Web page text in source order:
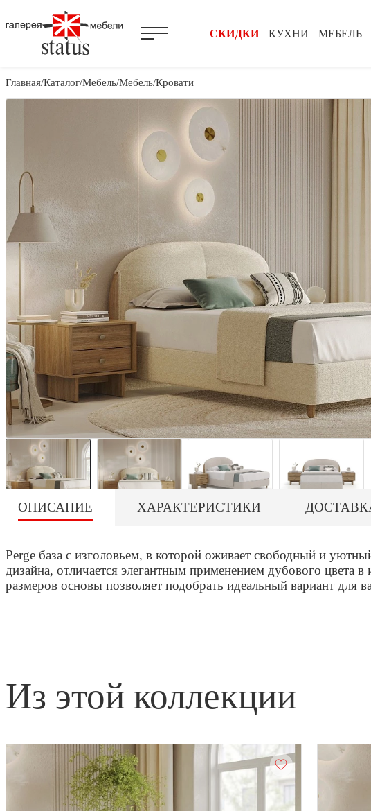
КУХНИ МЕБЕЛЬ
СКИДКИ
Главная Каталог Мебель Мебель Кровати
ОПИСАНИЕ ХАРАКТЕРИСТИКИ
Perge база с изголовьем, в которой оживает свободный и
дизайна, отличается элегантным применением дубового цвета в
размеров основы позволяет подобрать идеальный вариант для
из этой коллекции